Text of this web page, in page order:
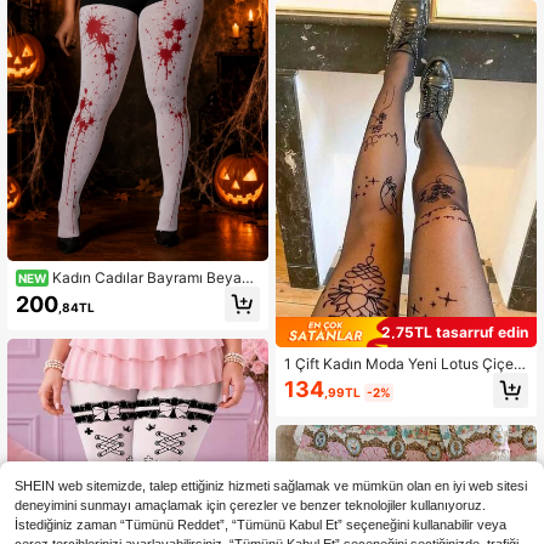
NEW Kadın Cadılar Bayramı Beyaz
Kırmızı Kan Sıçraması Desenli Cosp
lay Tayt Külotlu Çorap
200 ,84TL
2,75TL tasarruf edin
1 Çift Kadın Moda Yeni Lotus Çiçeği
Desenli Siyah Çorap Noel Hediyesi
134 ,99TL -2%
SHEIN web sitemizde, talep ettiğiniz hizmeti sağlamak ve mümkün olan en iyi web sitesi
deneyimini sunmayı amaçlamak için çerezler ve benzer teknolojiler kullanıyoruz.
İstediğiniz zaman “Tümünü Reddet”, “Tümünü Kabul Et” seçeneğini kullanabilir veya